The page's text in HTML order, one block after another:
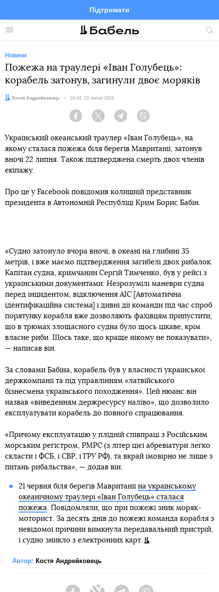
Меню
Підтримати
FacebookTelegramTwitter
Новини
Пожежа на траулері «Іван Голубець»:
корабель затонув, загинули двоє моряків
Автор:Костя Андрейковець Дата:
18:44, 22 липня 2019
Facebook Twitter Telegram
Український океанський траулер «Іван Голубець», на
якому сталася пожежа біля берегів Мавританії, затонув
вночі 22 липня. Також підтверджена смерть двох членів
екіпажу.
Про це у Facebook повідомив колишній представник
президента в Автономній Республіці Крим Борис Бабін.
«Судно затонуло вчора вночі, в океані на глибині 35
метрів, і вже маємо підтвердження загибелі двох рибалок.
Капітан судна, кримчанин Сергій Тимченко, був у рейсі з
українськими документами. Незрозумілі маневри судна
перед інцидентом, відключення АІС [Автоматична
ідентифікаційна система] і дивні дії команди під час спроб
порятунку корабля вже дозволяють фахівцям припустити,
що в трюмах злощасного судна було щось цікаве, крім
власне риби. Щось таке, що краще нікому не показувати»,
— написав він.
За словами Бабіна, корабель був у власності української
держкомпанії та під управлінням «латвійського
бізнесмена українського походження». Цей нюанс він
назвав «виведенням держресурсу наліво», що дозволило
експлуатувати корабель до повного спрацювання.
«Причому експлуатацію у плідній співпраці з Російським
морським регістром, РМРС (з літер цієї абревіатури легко
скласти і ФСБ, і СВР, і ГРУ РФ), та вкрай імовірно не лише з
питань рибальства», — додав він.
21 червня біля берегів Мавританії на українському
океанічному траулері «Іван Голубець» сталася
пожежа. Повідомляли, що при пожежі зник моряк-
моторист. За десять днів до пожежі команда корабля з
невідомої причини вимкнула передавальний пристрій,
і судно зникло з електронних карт.
Автор: Костя Андрейковець